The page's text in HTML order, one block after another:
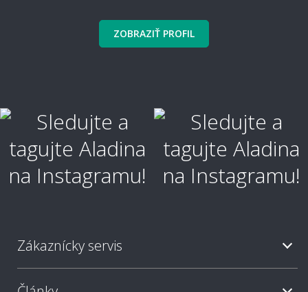
Ako sa koberec čistí a udržuje?
Ako vyčistiť škvrny?
Ako je koberec odolný voči škvrnám?
Aký typ koberca je najjednoduchší na
ZOBRAZIŤ PROFIL
Zákaznícky servis